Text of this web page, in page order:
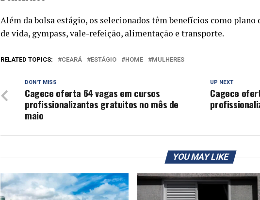
Além da bolsa estágio, os selecionados têm benefícios como
de vida, gympass, vale-refeição, alimentação e transporte.
RELATED TOPICS: CEARÁ ESTÁGIO HOME MULHERES
UP NEXT
Cagece
DON'T MISS
Cagece oferta 64 vagas em cursos
profissionalizantes gratuitos no mês de
maio
YOU MAY LIKE